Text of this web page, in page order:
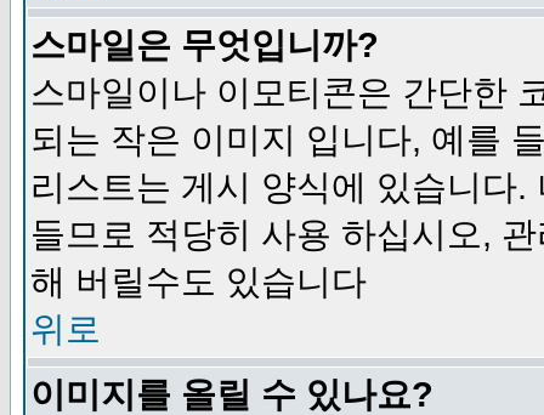
스마일은 무엇입니까?
스마일이나 이모티콘은 간단한
되는 작은 이미지 입니다, 예를
리스트는 게시 양식에 있습니다
들므로 적당히 사용 하십시오,
해 버릴수도 있습니다
위로
이미지를 올릴 수 있나요?